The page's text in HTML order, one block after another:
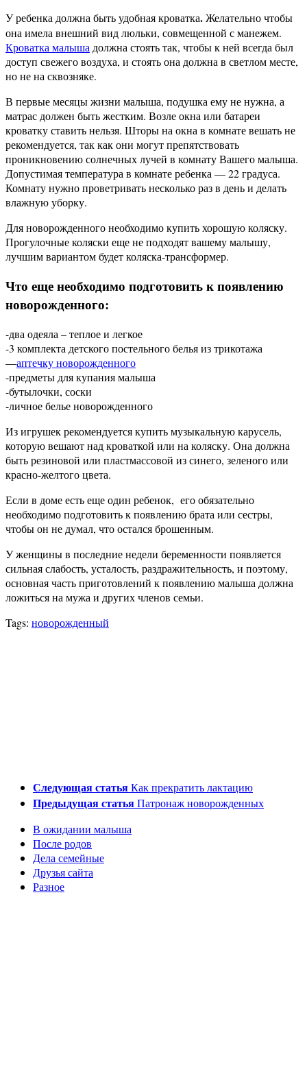
У ребенка должна быть удобная кроватка.Желательно чтобы
она имела внешний вид люльки, совмещенной с манежем.
Кроватка малышадолжна стоять так, чтобы к ней всегда был
доступ свежего воздуха, и стоять она должна в светлом месте,
но не на сквозняке.
В первые месяцы жизни малыша, подушка ему не нужна, а
матрас должен быть жестким. Возле окна или батареи
кроватку ставить нельзя. Шторы на окна в комнате вешать не
рекомендуется, так как они могут препятствовать
проникновению солнечных лучей в комнату Вашего малыша.
Допустимая температура в комнате ребенка — 22 градуса.
Комнату нужно проветривать несколько раз в день и делать
влажную уборку.
Для новорожденного необходимо купить хорошую коляску.
Прогулочные коляски еще не подходят вашему малышу,
лучшим вариантом будет коляска-трансформер.
Что еще необходимо подготовить к появлению
новорожденного:
-два одеяла – теплое и легкое
-3 комплекта детского постельного белья из трикотажа
—аптечку новорожденного
-предметы для купания малыша
-бутылочки, соски
-личное белье новорожденного
Из игрушек рекомендуется купить музыкальную карусель,
которую вешают над кроваткой или на коляску. Она должна
быть резиновой или пластмассовой из синего, зеленого или
красно-желтого цвета.
Если в доме есть еще один ребенок, его обязательно
необходимо подготовить к появлению брата или сестры,
чтобы он не думал, что остался брошенным.
У женщины в последние недели беременности появляется
сильная слабость, усталость, раздражительность, и поэтому,
основная часть приготовлений к появлению малыша должна
ложиться на мужа и других членов семьи.
Tags: новорожденный
Следующая статьяКак прекратить лактацию
Предыдущая статьяПатронаж новорожденных
В ожидании малыша
После родов
Дела семейные
Друзья сайта
Разное